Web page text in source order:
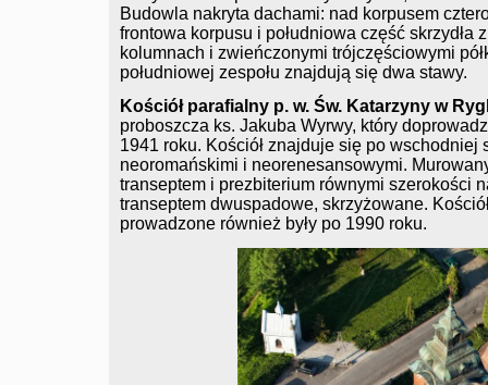
Budowla nakryta dachami: nad korpusem
frontowa korpusu i południowa część
kolumnach i zwieńczonymi trójczęściowymi
południowej zespołu znajdują się dwa stawy.
Kościół parafialny p. w. Św. Katarzyny w
proboszcza ks. Jakuba Wyrwy, który
1941 roku. Kościół znajduje się po
neoromańskimi i neorenesansowymi.
transeptem i prezbiterium równymi szerokości
transeptem dwuspadowe, skrzyżowane.
prowadzone również były po 1990 roku.